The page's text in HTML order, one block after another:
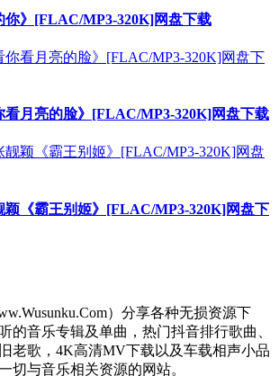
你》[FLAC/MP3-320K]网盘下载
看月亮的脸》[FLAC/MP3-320K]网盘下载
颖《霸王别姬》[FLAC/MP3-320K]网盘下
）分享各种无损资源下
的音乐专辑及单曲，热门抖音排行歌曲、
老歌，4K高清MV下载以及车载相声小品
切与音乐相关资源的网站。